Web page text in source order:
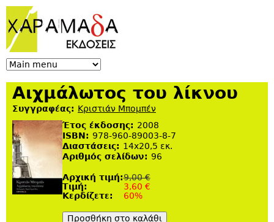
Αιχμάλωτος του λίκνου
Συγγραφέας: Κριστιάν Μπομπέν
Έτος έκδοσης: 2008
ISBN: 978-960-89003-8-7
Διαστάσεις: 14x20,5 εκ.
Αριθμός σελίδων: 96
Αρχική τιμή:9,00 €
Tιμή:
3,60 €
Κερδίζετε:
60%